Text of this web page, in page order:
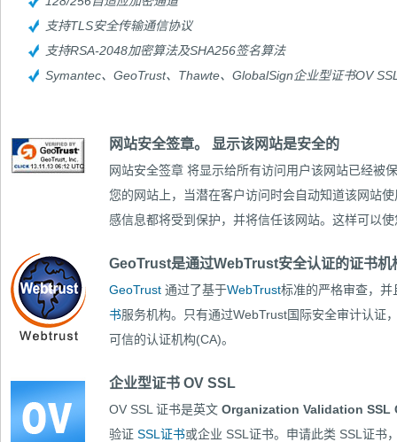
支持TLS安全传输通信协议
支持RSA-2048加密算法及SHA256签名算法
Symantec、GeoTrust、Thawte、GlobalSign企业型证书OV
网站安全签章。 显示该网站是安全的
网站安全签章 将显示给所有访问用户该网站已经被
您的网站上，当潜在客户访问时会自动知道该网站
感信息都将受到保护，并将信任该网站。这样可以
GeoTrust是通过WebTrust安全认证的证书机
GeoTrust 通过了基于WebTrust标准的严格审查，
书服务机构。只有通过WebTrust国际安全审计认证
可信的认证机构(CA)。
企业型证书 OV SSL
OV SSL 证书是英文 Organization Validation SSL
验证 SSL证书或企业 SSL证书。申请此类 SSL证书